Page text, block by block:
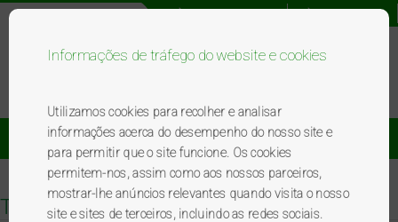
Informações de tráfego do website e cookies
Utilizamos cookies para recolher e analisar
informações acerca do desempenho do nosso site e
para permitir que o site funcione. Os cookies
permitem-nos, assim como aos nossos parceiros,
mostrar-lhe anúncios relevantes quando visita o nosso
site e sites de terceiros, incluindo as redes sociais.
Acesso utilizador
Catálogo De Brindes
Top